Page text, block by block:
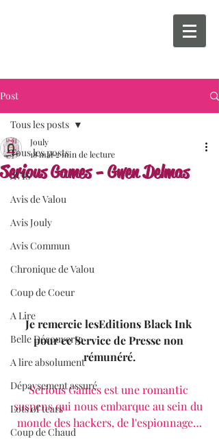
Post
Tous les posts
AVIS
Avis de Valou
Avis Jouly
Avis Commun
Chronique de Valou
Coup de Coeur
A Lire
Belle Découverte
A lire absolument
Dépaysement assuré
Lots of tears
Coup de Chaud
Tous les posts
Serious Games - Gwen Delmas
Jouly
18 mai2 min de lecture
Je remercie lesEditions Black Ink
pour ce Service de Presse non
rémunéré.
Serious Games est une romantic
suspens qui nous embarque au sein du
monde des hackers, de l'espionnage…